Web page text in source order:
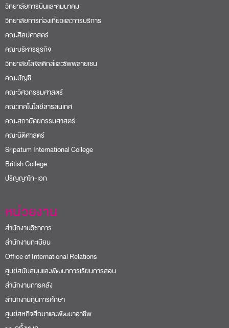
วิทยาลัยการบินและคมนาคม
วิทยาลัยการท่องเที่ยวและการบริการ
คณะศิลปศาสตร์
คณะบริหารธุรกิจ
วิทยาลัยโลจิสติกส์และซัพพลายเชน
คณะบัญชี
คณะวิศวกรรมศาสตร์
คณะเทคโนโลยีสารสนเทศ
คณะสถาปัตยกรรมศาสตร์
คณะนิติศาสตร์
Sripatum International College
British College
ปริญญาโท-เอก
หน่วยงาน
สำนักงานวิชาการ
สำนักงานทะเบียน
Office of International Relations
ศูนย์สนับสนุนและพัฒนาการเรียนการสอน
สำนักงานการคลัง
สำนักงานทุนการศึกษา
ศูนย์สหกิจศึกษาและพัฒนาอาชีพ